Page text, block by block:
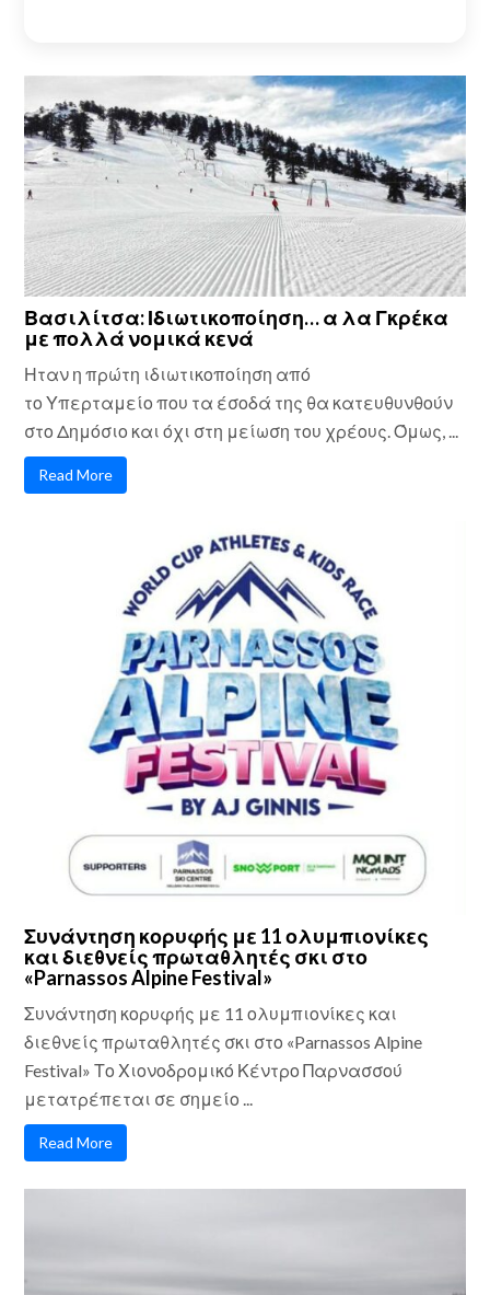
Βασιλίτσα: Ιδιωτικοποίηση… α λα Γκρέκα
με πολλά νομικά κενά
Ηταν η πρώτη ιδιωτικοποίηση από
το Υπερταμείο που τα έσοδά της θα κατευθυνθούν
στο Δημόσιο και όχι στη μείωση του χρέους. Όμως, ...
Read More
Συνάντηση κορυφής με 11 ολυμπιονίκες
και διεθνείς πρωταθλητές σκι στο
«Parnassos Alpine Festival»
Συνάντηση κορυφής με 11 ολυμπιονίκες και
διεθνείς πρωταθλητές σκι στο «Parnassos Alpine
Festival» Το Χιονοδρομικό Κέντρο Παρνασσού
μετατρέπεται σε σημείο ...
Read More